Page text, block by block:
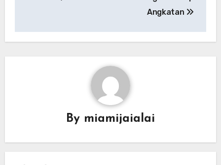
Angkatan
By miamijaialai